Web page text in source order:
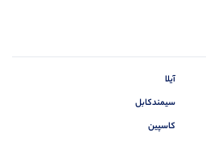
آیلا
سیمندکابل
کاسپین